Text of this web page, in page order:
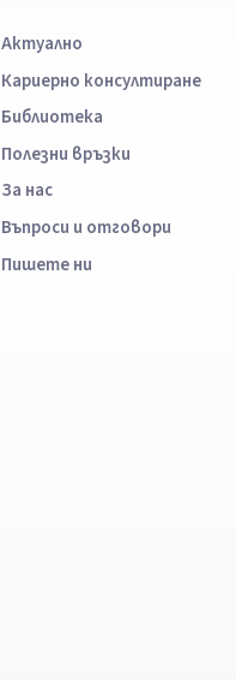
Актуално
Кариерно консултиране
Библиотека
Полезни връзки
За нас
Въпроси и отговори
Пишете ни